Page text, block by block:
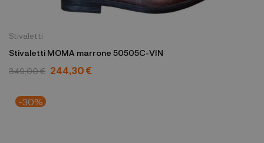
Stivaletti
Stivaletti MOMA marrone 50505C-VIN
349,00 € 244,30 €
-30%